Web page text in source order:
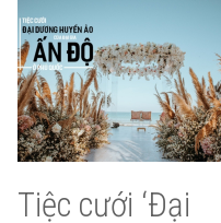
Tiệc cưới ‘Đại